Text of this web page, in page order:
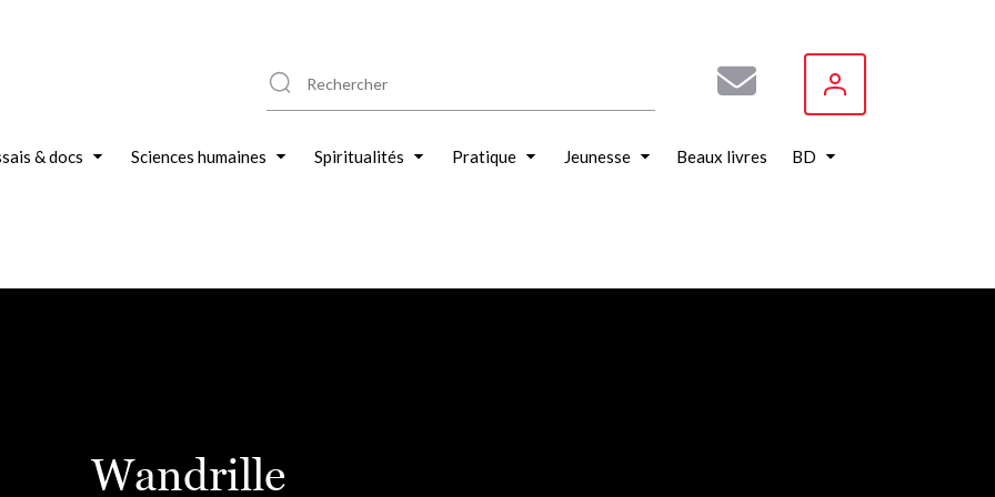
& docs Sciences humaines Spiritualités Pratique Jeunesse Beaux livres BD
Wandrille